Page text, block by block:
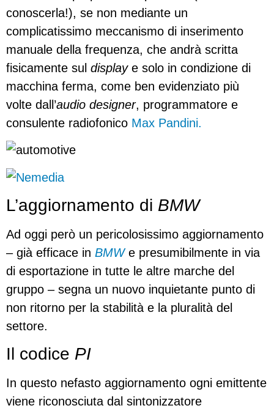
conoscerla!), se non mediante un
complicatissimo meccanismo di inserimento
manuale della frequenza, che andrà scritta
fisicamente sul displaye solo in condizione di
macchina ferma, come ben evidenziato più
volte dall’audio designer, programmatore e
consulente radiofonico Max Pandini.
L’aggiornamento di BMW
Ad oggi però un pericolosissimo aggiornamento
– già efficace in BMWe presumibilmente in via
di esportazione in tutte le altre marche del
gruppo – segna un nuovo inquietante punto di
non ritorno per la stabilità e la pluralità del
settore.
Il codice PI
In questo nefasto aggiornamento ogni emittente
viene riconosciuta dal sintonizzatore